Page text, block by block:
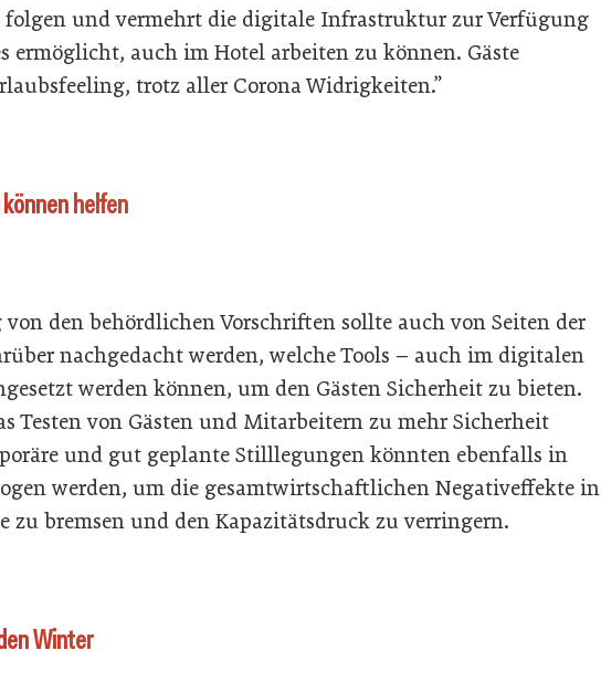
und vermehrt die digitale Infrastruktur zur Verfügung
ermöglicht, auch im Hotel arbeiten zu können. Gäste
trotz aller Corona Widrigkeiten.”
helfen
den behördlichen Vorschriften sollte auch von Seiten der
nachgedacht werden, welche Tools – auch im digitalen
werden können, um den Gästen Sicherheit zu bieten.
Testen von Gästen und Mitarbeitern zu mehr Sicherheit
und gut geplante Stilllegungen könnten ebenfalls in
werden, um die gesamtwirtschaftlichen Negativeffekte in
zu bremsen und den Kapazitätsdruck zu verringern.
Winter